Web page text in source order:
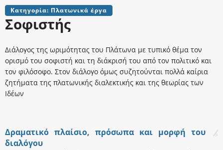
Κατηγορία: Πλατωνικά έργα
Σοφιστής
Διάλογος της ωριμότητας του Πλάτωνα με τυπικό θέμα τον
ορισμό του σοφιστή και τη διάκρισή του από τον πολιτικό και
τον φιλόσοφο. Στον διάλογο όμως συζητούνται πολλά καίρια
ζητήματα της πλατωνικής διαλεκτικής και της θεωρίας των
Ιδέων
Δραματικό πλαίσιο, πρόσωπα και μορφή του
διαλόγου